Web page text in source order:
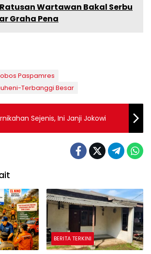
Ratusan Wartawan Bakal Serbu
Graha Pena
Paspamres
Terbanggi Besar
Sejenis, Ini Janji Jokowi
BERITA TERKINI